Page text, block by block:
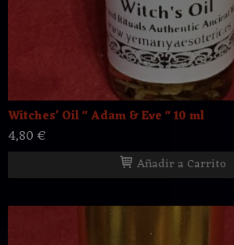
Witches' Oil " Adam & Eve " 10 ml
4,80 €
Añadir a Carrito